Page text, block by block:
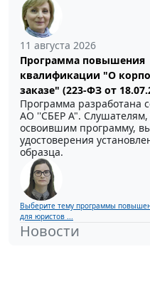
11 августа 2026
Программа повышения
квалификации "О
заказе" (223-ФЗ от
Программа разработана
АО ''СБЕР А".
освоившим программу,
удостоверения
образца.
Выберите тему программы
для юристов ...
Новости